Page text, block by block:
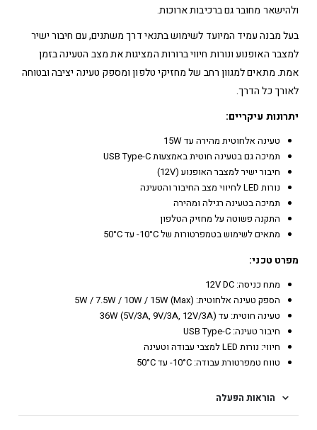
ולהישאר מחובר גם ברכיבות ארוכות.
בעל מבנה עמיד המיועד לשימוש בתנאי דרך משתנים, עם חיבור ישיר
למצבר האופנוע ונורות חיווי ברורות המציגות את מצב הטעינה בזמן
אמת. מתאים למגוון רחב של מחזיקי טלפון ומספק טעינה יציבה ובטוחה
לאורך כל הדרך.
יתרונות עיקריים:
טעינה אלחוטית מהירה עד 15W
תמיכה גם בטעינה חוטית באמצעות USB Type-C
חיבור ישיר למצבר האופנוע (12V)
נורות LED לחיווי מצב החיבור והטעינה
תמיכה בטעינה רגילה ומהירה
התקנה פשוטה על מחזיק הטלפון
מתאים לשימוש בטמפרטורות של 10°C- עד 50°C
מפרט טכני:
מתח כניסה: 12V DC
הספק טעינה אלחוטית: 5W / 7.5W / 10W / 15W (Max)
טעינה חוטית: עד 36W (5V/3A, 9V/3A, 12V/3A)
חיבור טעינה: USB Type-C
חיווי: נורות LED למצבי עבודה וטעינה
טווח טמפרטורת עבודה: ‎10°C- עד ‎50°C
הוראות הפעלה